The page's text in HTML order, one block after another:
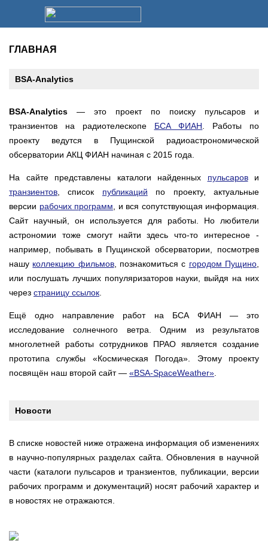
ГЛАВНАЯ
BSA-Analytics
BSA-Analytics — это проект по поиску пульсаров и
транзиентов на радиотелескопе БСА ФИАН . Работы по
проекту ведутся в Пущинской радиоастрономической
обсерватории АКЦ ФИАН начиная с 2015 года.
На сайте представлены каталоги найденных пульсарови
транзиентов , список публикаций по проекту, актуальные
версии рабочих программ , и вся сопутствующая информация.
Сайт научный, он используется для работы. Но любители
астрономии тоже смогут найти здесь что-то интересное -
например, побывать в Пущинской обсерватории, посмотрев
нашу коллекцию фильмов, познакомиться с городом Пущино
или послушать лучших популяризаторов науки, выйдя на них
через страницу ссылок
Ещё одно направление работ на БСА ФИАН — это
исследование cолнечного ветра. Одним из результатов
многолетней работы сотрудников ПРАО является создание
прототипа службы «Космическая Погода». Этому проекту
посвящён наш второй сайт — «BSA-SpaceWeather»
Новости
В списке новостей ниже отражена информация об изменениях
в научно-популярных разделах сайта. Обновления в научной
части (каталоги пульсаров и транзиентов, публикации, версии
рабочих программ и документаций) носят рабочий характер и
в новостях не отражаются.